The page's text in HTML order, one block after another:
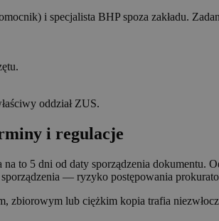
i specjalista BHP spoza zakładu.
oddział ZUS.
i regulacje
to 5 dni od daty sporządzenia dokumentu.
— ryzyko postępowania
zbiorowym lub ciężkim kopia trafia